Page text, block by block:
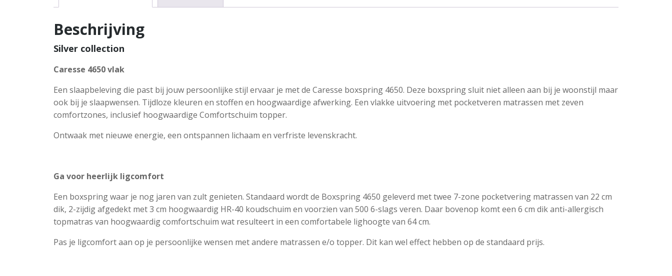
Beschrijving
Silver collection
Caresse 4650 vlak
Een slaapbeleving die past bij jouw persoonlijke stijl ervaar je met de Caresse boxspring 4650. Deze boxspring sluit niet alleen aan bij je woonstijl maar
ook bij je slaapwensen. Tijdloze kleuren en stoffen en hoogwaardige afwerking. Een vlakke uitvoering met pocketveren matrassen met zeven
comfortzones, inclusief hoogwaardige Comfortschuim topper.
Ontwaak met nieuwe energie, een ontspannen lichaam en verfriste levenskracht.
Ga voor heerlijk ligcomfort
Een boxspring waar je nog jaren van zult genieten. Standaard wordt de Boxspring 4650 geleverd met twee 7-zone pocketvering matrassen van 22 cm
dik, 2-zijdig afgedekt met 3 cm hoogwaardig HR-40 koudschuim en voorzien van 500 6-slags veren. Daar bovenop komt een 6 cm dik anti-allergisch
topmatras van hoogwaardig comfortschuim wat resulteert in een comfortabele lighoogte van 64 cm.
Pas je ligcomfort aan op je persoonlijke wensen met andere matrassen e/o topper. Dit kan wel effect hebben op de standaard prijs.